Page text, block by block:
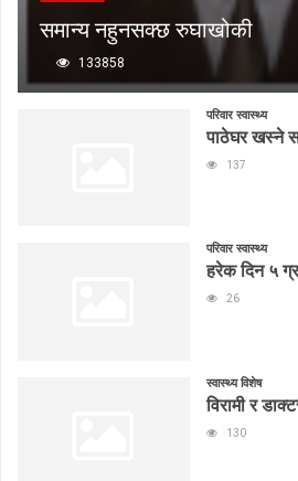
समान्य नहुनसक्छ रुघाखोकी
133858
परिवार स्वास्थ्य
पाठेघर खस्ने
137
परिवार स्वास्थ्य
हरेक दिन ५
26
स्वास्थ्य विशेष
विरामी र
130